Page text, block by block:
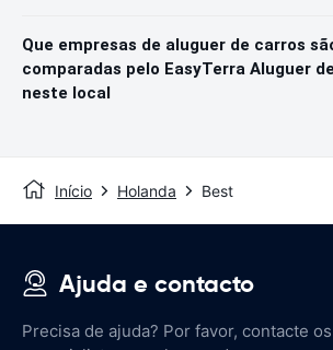
Que empresas de aluguer de carros
comparadas pelo EasyTerra Aluguer
neste local
Início Holanda Best
Ajuda e contacto
Precisa de ajuda? Por favor, contacte